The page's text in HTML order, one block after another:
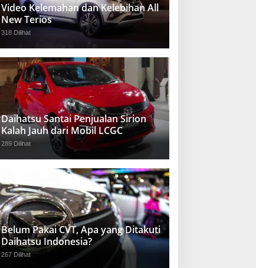
Video Kelemahan dan Kelebihan All
New Terios
318 Dilihat
Daihatsu Santai Penjualan Sirion
Kalah Jauh dari Mobil LCGC
289 Dilihat
Belum Pakai CVT, Apa yang Ditakuti
Daihatsu Indonesia?
267 Dilihat